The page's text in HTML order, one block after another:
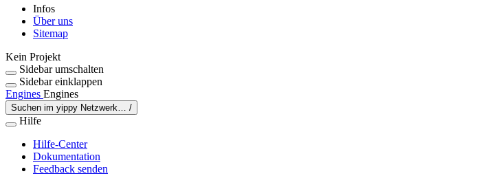
Infos
Über uns
Sitemap
Kein Projekt
Sidebar umschalten
Sidebar einklappen
Engines Engines
Suchen im yippy Netzwerk… /
Hilfe
Hilfe-Center
Dokumentation
Feedback senden